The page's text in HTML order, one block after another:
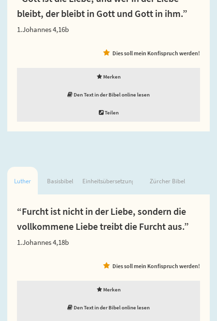
bleibt, der bleibt in Gott und Gott in ihm.”
1.Johannes 4,16b
Dies soll mein Konfispruch werden!
Merken
Den Text in der Bibel online lesen
Teilen
Luther Basisbibel Einheitsübersetzung Zürcher Bibel
“Furcht ist nicht in der Liebe, sondern die
vollkommene Liebe treibt die Furcht aus.”
1.Johannes 4,18b
Dies soll mein Konfispruch werden!
Merken
Den Text in der Bibel online lesen